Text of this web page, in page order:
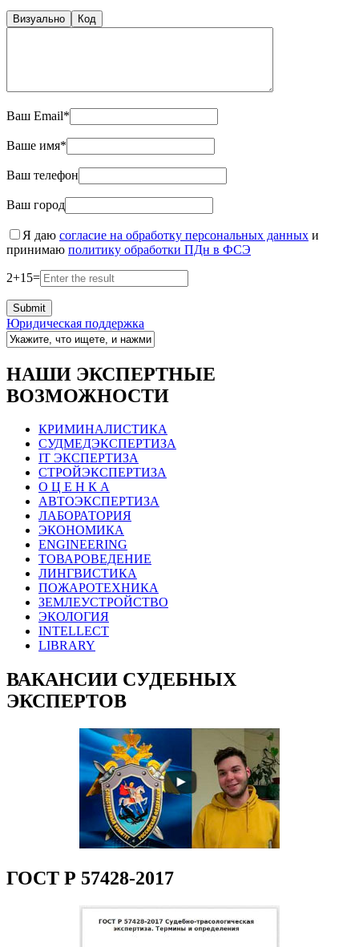
Визуально Код
Ваш Email*
Ваше имя*
Ваш телефон
Ваш город
Я даю согласие на обработку персональных данных и
принимаю политику обработки ПДн в ФСЭ
2+15=
Юридическая поддержка
НАШИ ЭКСПЕРТНЫЕ
ВОЗМОЖНОСТИ
КРИМИНАЛИСТИКА
СУДМЕДЭКСПЕРТИЗА
IT ЭКСПЕРТИЗА
СТРОЙЭКСПЕРТИЗА
О Ц Е Н К А
АВТОЭКСПЕРТИЗА
ЛАБОРАТОРИЯ
ЭКОНОМИКА
ENGINEERING
ТОВАРОВЕДЕНИЕ
ЛИНГВИСТИКА
ПОЖАРОТЕХНИКА
ЗЕМЛЕУСТРОЙСТВО
ЭКОЛОГИЯ
INTELLECT
LIBRARY
ВАКАНСИИ СУДЕБНЫХ
ЭКСПЕРТОВ
ГОСТ Р 57428-2017